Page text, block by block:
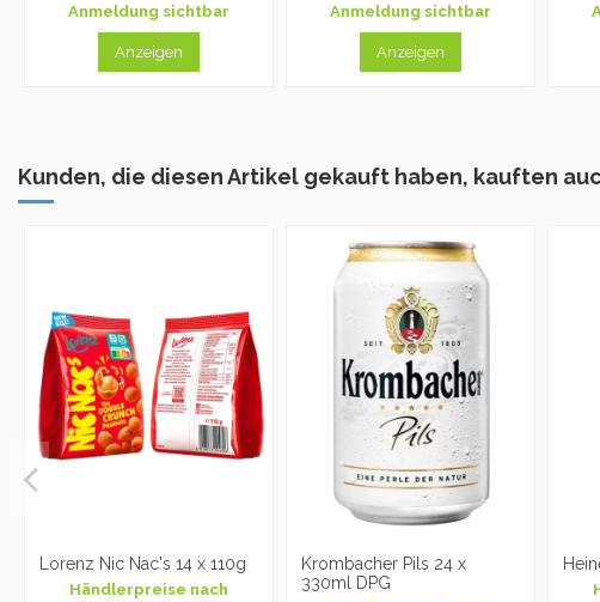
Anmeldung sichtbar
Anzeigen
Anmeldung sichtbar
Anzeigen
Kunden, die diesen Artikel gekauft haben, kauften
Lorenz Nic Nac's 14 x 110g
Händlerpreise nach
Krombacher Pils 24 x
330ml DPG